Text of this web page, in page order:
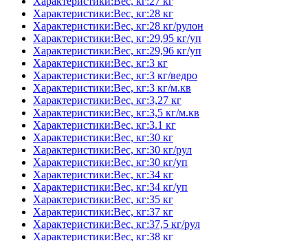
Характеристики:Вес, кг:28 кг
Характеристики:Вес, кг:28 кг/рулон
Характеристики:Вес, кг:29,95 кг/уп
Характеристики:Вес, кг:29,96 кг/уп
Характеристики:Вес, кг:3 кг
Характеристики:Вес, кг:3 кг/ведро
Характеристики:Вес, кг:3 кг/м.кв
Характеристики:Вес, кг:3,27 кг
Характеристики:Вес, кг:3,5 кг/м.кв
Характеристики:Вес, кг:3.1 кг
Характеристики:Вес, кг:30 кг
Характеристики:Вес, кг:30 кг/рул
Характеристики:Вес, кг:30 кг/уп
Характеристики:Вес, кг:34 кг
Характеристики:Вес, кг:34 кг/уп
Характеристики:Вес, кг:35 кг
Характеристики:Вес, кг:37 кг
Характеристики:Вес, кг:37,5 кг/рул
Характеристики:Вес, кг:38 кг